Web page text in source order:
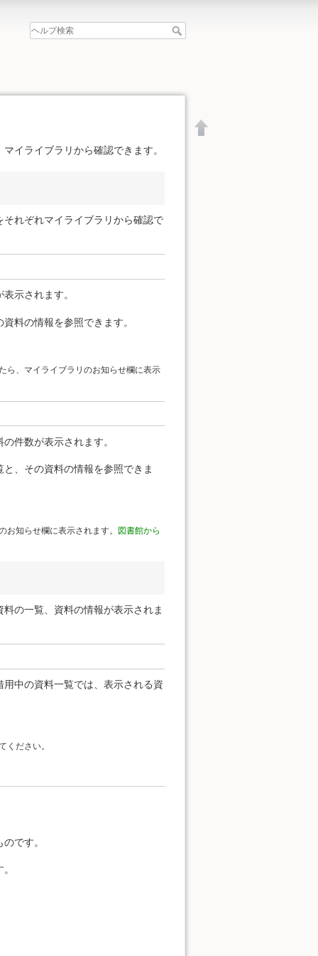
イライブラリから確認できます。
れぞれマイライブラリから確認で
示されます。
料の情報を参照できます。
ら、マイライブラリのお知らせ欄に表示
件数が表示されます。
、その資料の情報を参照できま
知らせ欄に表示されます。 図書館から
の一覧、資料の情報が表示されま
中の資料一覧では、表示される資
ください。
です。